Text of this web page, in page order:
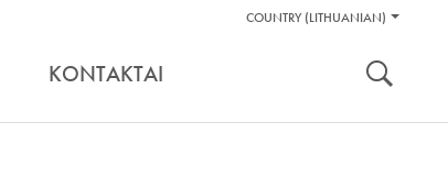
Pagalbos
COUNTRY (LITHUANIAN)
KONTAKTAI